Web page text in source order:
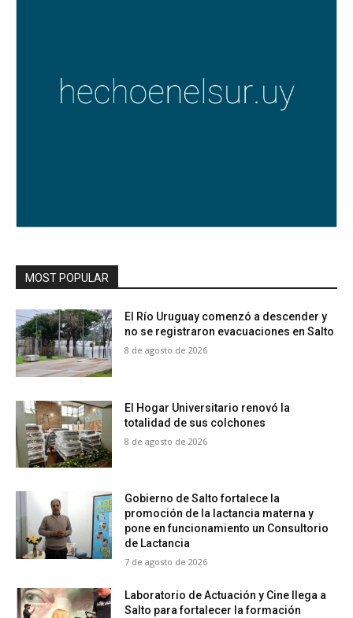
MOST POPULAR
El Río Uruguay comenzó a descender y
no se registraron evacuaciones en Salto
8 de agosto de 2026
El Hogar Universitario renovó la
totalidad de sus colchones
8 de agosto de 2026
Gobierno de Salto fortalece la
promoción de la lactancia materna y
pone en funcionamiento un Consultorio
de Lactancia
7 de agosto de 2026
Laboratorio de Actuación y Cine llega a
Salto para fortalecer la formación